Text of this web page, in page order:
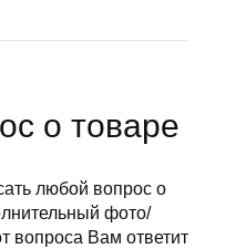
о товаре
любой вопрос о
фото/
вопроса Вам ответит